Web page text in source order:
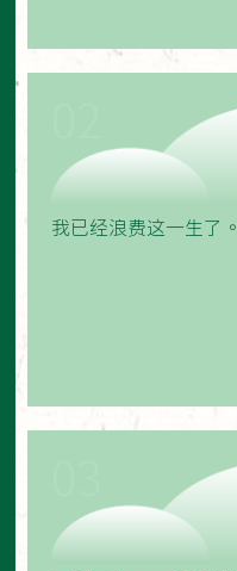
我已经浪费这一生了。